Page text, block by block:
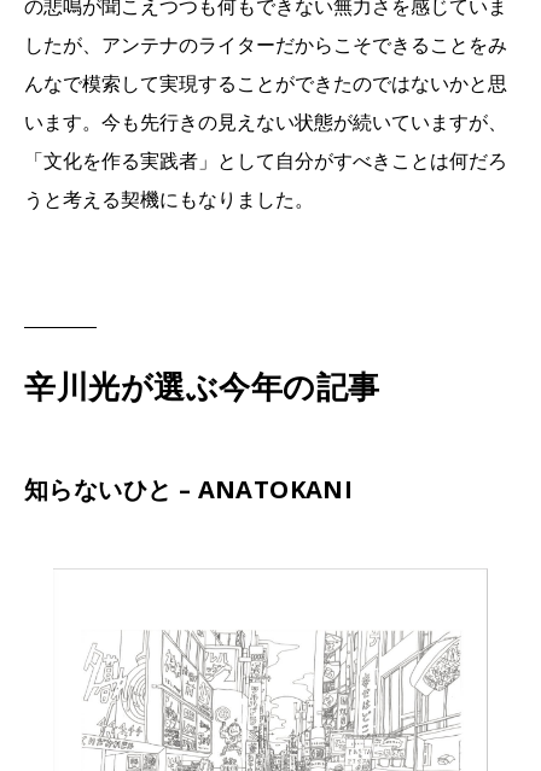
の悲鳴が聞こえつつも何もできない無力さを感じていま
したが、アンテナのライターだからこそできることをみ
んなで模索して実現することができたのではないかと思
います。今も先行きの見えない状態が続いていますが、
「文化を作る実践者」として自分がすべきことは何だろ
うと考える契機にもなりました。
辛川光が選ぶ今年の記事
知らないひと – ANATOKANI